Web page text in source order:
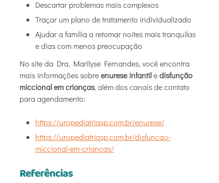
Descartar problemas mais complexos
Traçar um plano de tratamento individualizado
Ajudar a família a retomar noites mais tranquilas
e dias com menos preocupação
No site da Dra. Marilyse Fernandes, você encontra
mais informações sobreenurese infantiledisfunção
miccional em crianças, além dos canais de contato
para agendamento:
https://uropediatriasp.com.br/enurese/
https://uropediatriasp.com.br/disfuncao-
miccional-em-criancas/
Referências